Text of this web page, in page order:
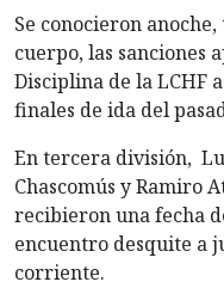
Se conocieron
cuerpo, las sanciones
Disciplina de la LCHF
finales de ida del
En tercera división,
Chascomús y Ramiro
recibieron una fecha
encuentro desquite a
corriente.